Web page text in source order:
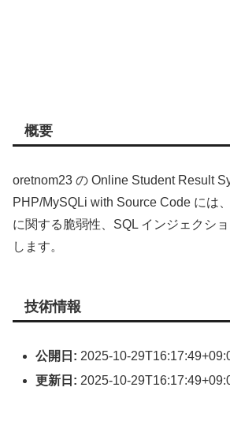
概要
oretnom23 の Online Student Result
PHP/MySQLi with Source Code には
に関する脆弱性、SQL インジェクシ
します。
技術情報
公開日: 2025-10-
更新日: 2025-10-